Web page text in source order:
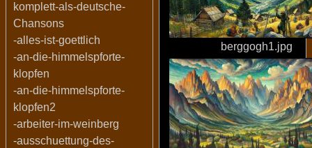
komplett-als-deutsche-
Chansons
-alles-ist-goettlich
-an-die-himmelspforte-
klopfen
-an-die-himmelspforte-
klopfen2
-arbeiter-im-weinberg
-ausschuettung-des-
berggogh1.jpg